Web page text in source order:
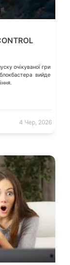
очікуваної гри
вийде
4 Чер, 2026